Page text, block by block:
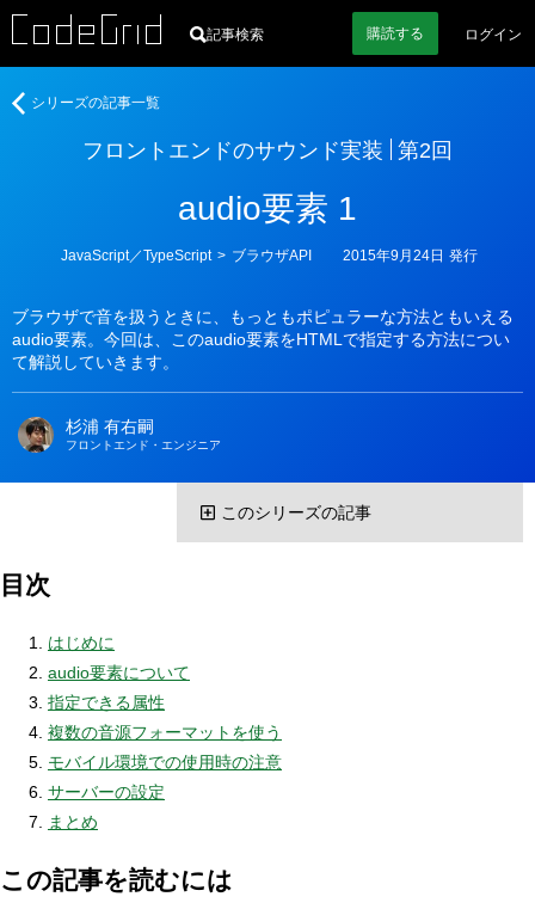
記事検索 購読する ログイン
フロントエンドのサウンド実装 第2回
audio要素 1
ブラウザで音を扱うときに、もっともポピュラーな方法ともいえる
audio要素。今回は、このaudio要素をHTMLで指定する方法につい
て解説していきます。
カ
ー
JavaScript／TypeScript > ブラウザAPI 2015年9月24日 発行
者
杉浦 有右嗣
フロントエンド・エンジニア
フ
ウ
ン
装
シリーズの記事一覧
このシリーズの記事
目次
はじめに
audio要素について
指定できる属性
複数の音源フォーマットを使う
モバイル環境での使用時の注意
サーバーの設定
まとめ
この記事を読むには